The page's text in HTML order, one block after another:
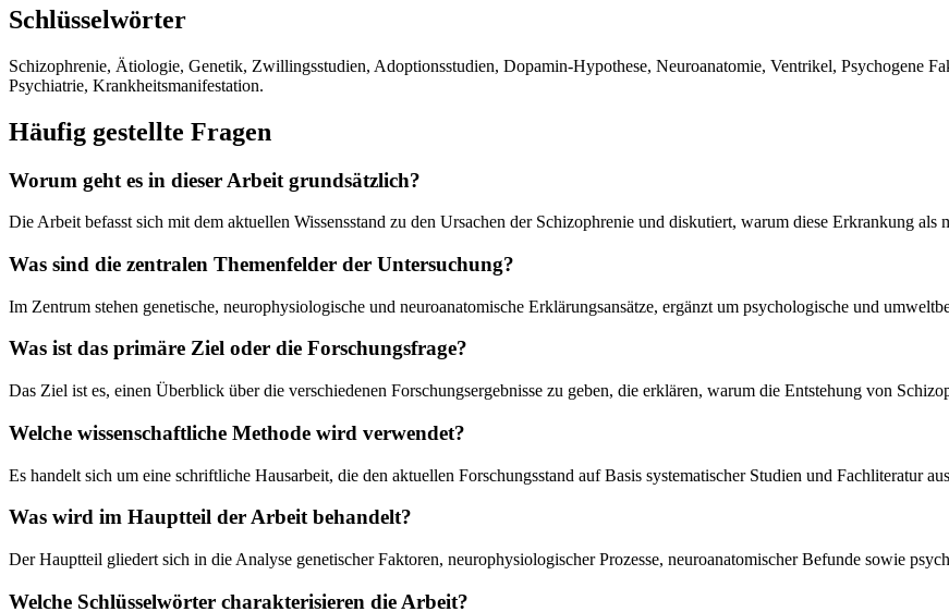
Schlüsselwörter
Schizophrenie, Ätiologie, Genetik, Zwillingsstudien, Adoptionsstudien, Dopamin-Hypothese, Neuroanatomie, Ventrikel, Psychogene
Psychiatrie, Krankheitsmanifestation.
Häufig gestellte Fragen
Worum geht es in dieser Arbeit grundsätzlich?
Die Arbeit befasst sich mit dem aktuellen Wissensstand zu den Ursachen der Schizophrenie und diskutiert, warum diese Erkrankung als
Was sind die zentralen Themenfelder der Untersuchung?
Im Zentrum stehen genetische, neurophysiologische und neuroanatomische Erklärungsansätze, ergänzt um psychologische und
Was ist das primäre Ziel oder die Forschungsfrage?
Das Ziel ist es, einen Überblick über die verschiedenen Forschungsergebnisse zu geben, die erklären, warum die Entstehung von
Welche wissenschaftliche Methode wird verwendet?
Es handelt sich um eine schriftliche Hausarbeit, die den aktuellen Forschungsstand auf Basis systematischer Studien und Fachliteratur
Was wird im Hauptteil der Arbeit behandelt?
Der Hauptteil gliedert sich in die Analyse genetischer Faktoren, neurophysiologischer Prozesse, neuroanatomischer Befunde sowie
Welche Schlüsselwörter charakterisieren die Arbeit?